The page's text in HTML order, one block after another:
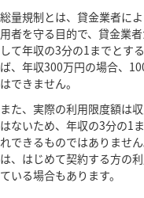
総量規制とは、貸金業者に
用者を守る目的で、貸金業
して年収の3分の1までとす
ば、年収300万円の場合、
はできません。
また、実際の利用限度額は
はないため、年収の3分の1
れできるものではありませ
は、はじめて契約する方の
ている場合もあります。